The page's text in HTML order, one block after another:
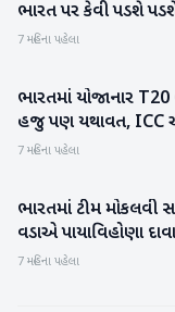
ભારત પર કેવી પડશે
7 મહિના પહેલા
રમતગમત
ભારતમાં યોજાનાર
હજુ પણ યથાવત, ICC એ
7 મહિના પહેલા
રમતગમત
ભારતમાં ટીમ મોકલવી
વડાએ પાયાવિહોણા
7 મહિના પહેલા